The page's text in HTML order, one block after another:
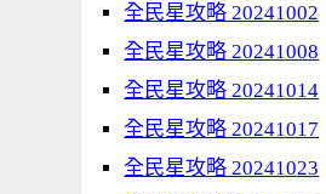
全民星攻略 20241002
全民星攻略 20241008
全民星攻略 20241014
全民星攻略 20241017
全民星攻略 20241023